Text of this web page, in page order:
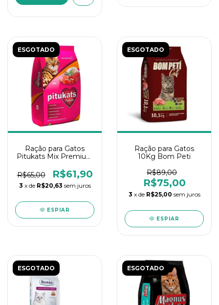
ESGOTADO
Ração para Gatos
Pitukats Mix Premium
R$65,00
R$61,90
3 x de R$20,63 sem juros
ESPIAR
ESGOTADO
Ração para Gatos
10Kg Bom Peti
R$89,00
R$75,00
3 x de R$25,00 sem juros
ESPIAR
ESGOTADO ESGOTADO